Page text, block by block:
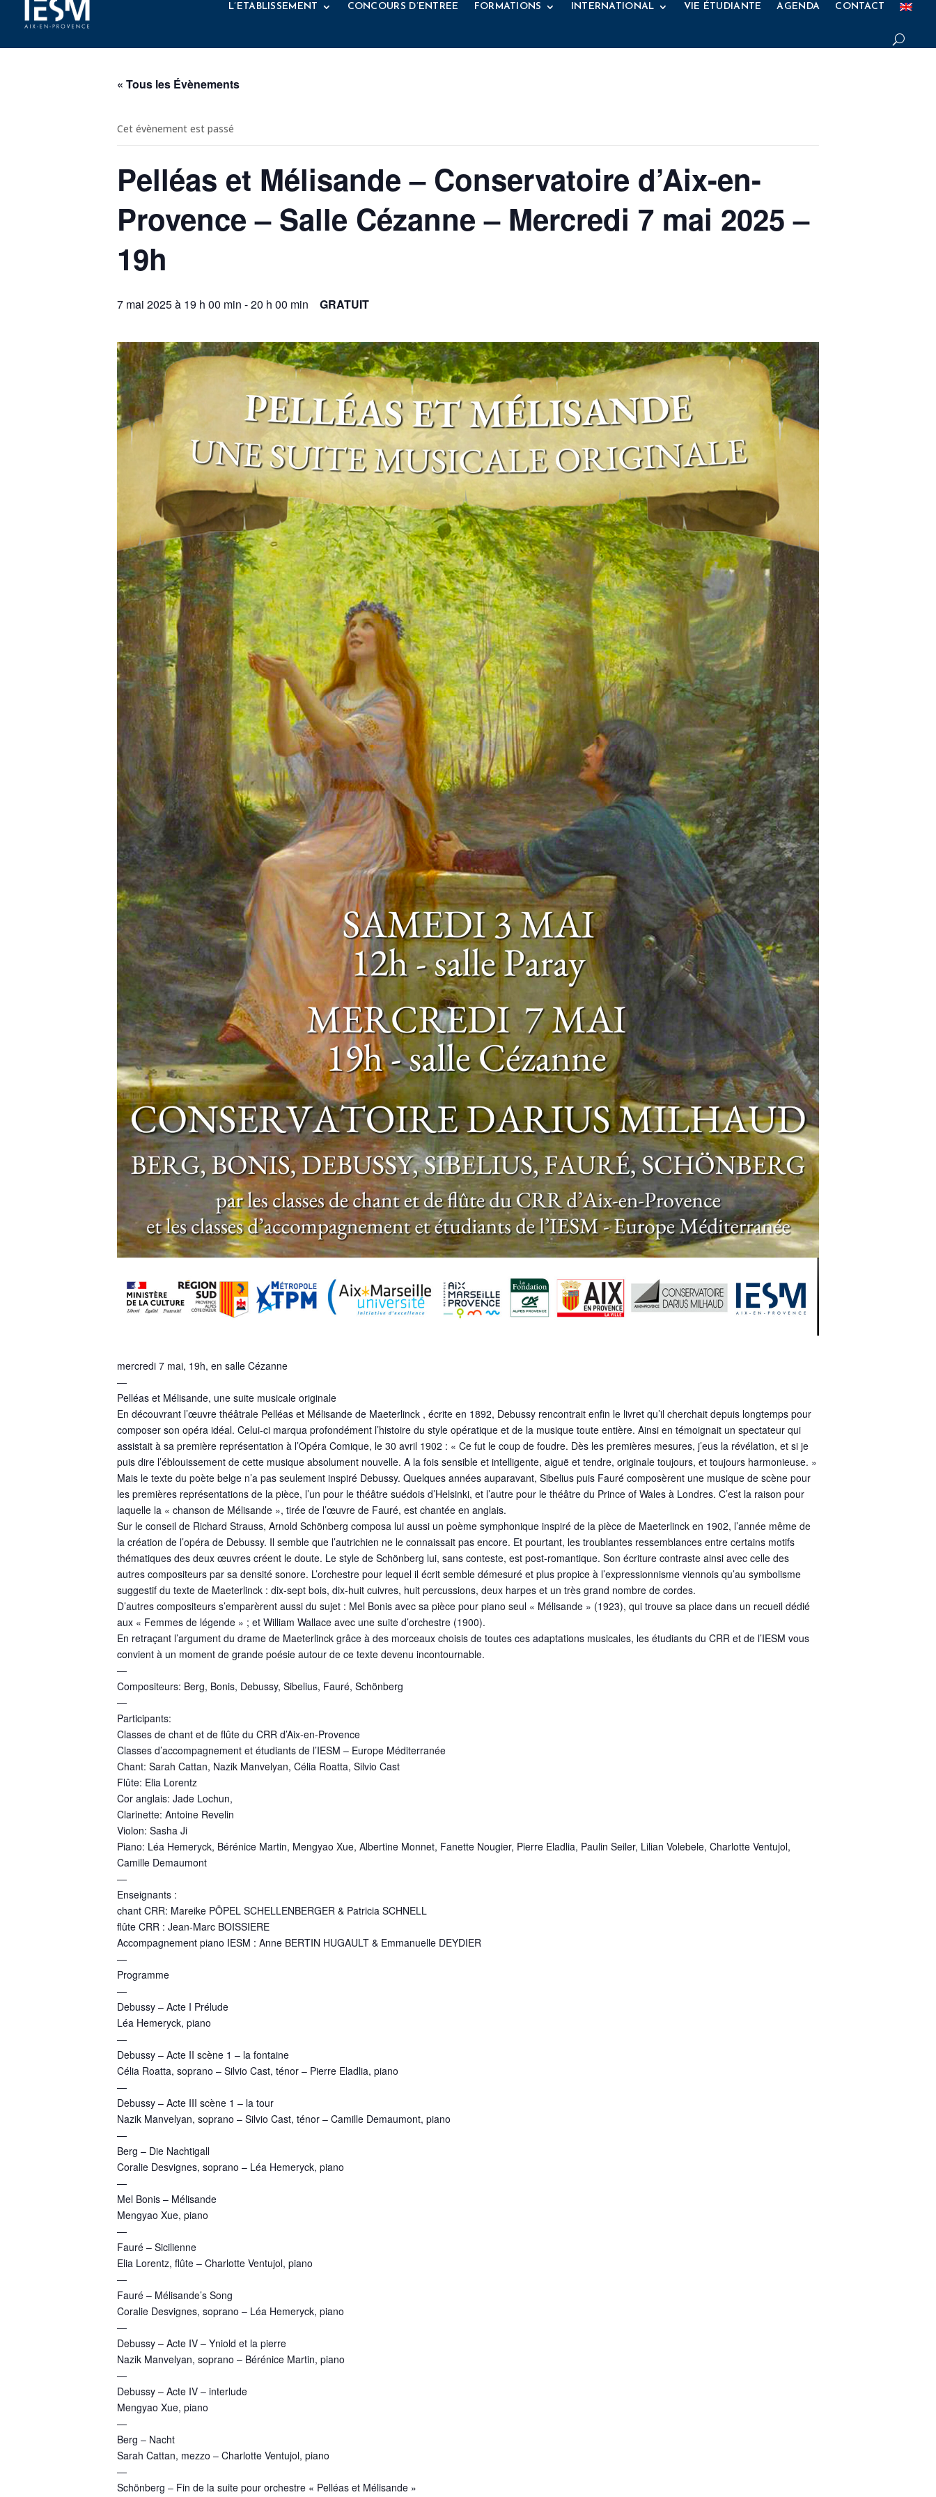
L’ETABLISSEMENT CONCOURS D’ENTREE FORMATIONS INTERNATIONAL VIE ÉTUDIANTE AGENDA CONTACT
« Tous les Évènements
Cet évènement est passé
Pelléas et Mélisande – Conservatoire d’Aix-en-
Provence – Salle Cézanne – Mercredi 7 mai 2025 –
19h
7 mai 2025 à 19 h 00 min -20 h 00 min GRATUIT
mercredi 7 mai, 19h, en salle Cézanne
—
Pelléas et Mélisande, une suite musicale originale
En découvrant l’œuvre théâtrale Pelléas et Mélisande de Maeterlinck , écrite en 1892, Debussy rencontrait enfin le livret qu’il cherchait depuis longtemps pour
composer son opéra idéal. Celui-ci marqua profondément l’histoire du style opératique et de la musique toute entière. Ainsi en témoignait un spectateur qui
assistait à sa première représentation à l’Opéra Comique, le 30 avril 1902 : « Ce fut le coup de foudre. Dès les premières mesures, j’eus la révélation, et si je
puis dire l’éblouissement de cette musique absolument nouvelle. A la fois sensible et intelligente, aiguë et tendre, originale toujours, et toujours harmonieuse. »
Mais le texte du poète belge n’a pas seulement inspiré Debussy. Quelques années auparavant, Sibelius puis Fauré composèrent une musique de scène pour
les premières représentations de la pièce, l’un pour le théâtre suédois d’Helsinki, et l’autre pour le théâtre du Prince of Wales à Londres. C’est la raison pour
laquelle la « chanson de Mélisande », tirée de l’œuvre de Fauré, est chantée en anglais.
Sur le conseil de Richard Strauss, Arnold Schönberg composa lui aussi un poème symphonique inspiré de la pièce de Maeterlinck en 1902, l’année même de
la création de l’opéra de Debussy. Il semble que l’autrichien ne le connaissait pas encore. Et pourtant, les troublantes ressemblances entre certains motifs
thématiques des deux œuvres créent le doute. Le style de Schönberg lui, sans conteste, est post-romantique. Son écriture contraste ainsi avec celle des
autres compositeurs par sa densité sonore. L’orchestre pour lequel il écrit semble démesuré et plus propice à l’expressionnisme viennois qu’au symbolisme
suggestif du texte de Maeterlinck : dix-sept bois, dix-huit cuivres, huit percussions, deux harpes et un très grand nombre de cordes.
D’autres compositeurs s’emparèrent aussi du sujet : Mel Bonis avec sa pièce pour piano seul « Mélisande » (1923), qui trouve sa place dans un recueil dédié
aux « Femmes de légende » ; et William Wallace avec une suite d’orchestre (1900).
En retraçant l’argument du drame de Maeterlinck grâce à des morceaux choisis de toutes ces adaptations musicales, les étudiants du CRR et de l’IESM vous
convient à un moment de grande poésie autour de ce texte devenu incontournable.
—
Compositeurs: Berg, Bonis, Debussy, Sibelius, Fauré, Schönberg
—
Participants:
Classes de chant et de flûte du CRR d’Aix-en-Provence
Classes d’accompagnement et étudiants de l’IESM – Europe Méditerranée
Chant: Sarah Cattan, Nazik Manvelyan, Célia Roatta, Silvio Cast
Flûte: Elia Lorentz
Cor anglais: Jade Lochun,
Clarinette: Antoine Revelin
Violon: Sasha Ji
Piano: Léa Hemeryck, Bérénice Martin, Mengyao Xue, Albertine Monnet, Fanette Nougier, Pierre Eladlia, Paulin Seiler, Lilian Volebele, Charlotte Ventujol,
Camille Demaumont
—
Enseignants :
chant CRR: Mareike PÖPEL SCHELLENBERGER & Patricia SCHNELL
flûte CRR : Jean-Marc BOISSIERE
Accompagnement piano IESM : Anne BERTIN HUGAULT & Emmanuelle DEYDIER
—
Programme
—
Debussy – Acte I Prélude
Léa Hemeryck, piano
—
Debussy – Acte II scène 1 – la fontaine
Célia Roatta, soprano – Silvio Cast, ténor – Pierre Eladlia, piano
—
Debussy – Acte III scène 1 – la tour
Nazik Manvelyan, soprano – Silvio Cast, ténor – Camille Demaumont, piano
—
Berg – Die Nachtigall
Coralie Desvignes, soprano – Léa Hemeryck, piano
—
Mel Bonis – Mélisande
Mengyao Xue, piano
—
Fauré – Sicilienne
Elia Lorentz, flûte – Charlotte Ventujol, piano
—
Fauré – Mélisande’s Song
Coralie Desvignes, soprano – Léa Hemeryck, piano
—
Debussy – Acte IV – Yniold et la pierre
Nazik Manvelyan, soprano – Bérénice Martin, piano
—
Debussy – Acte IV – interlude
Mengyao Xue, piano
—
Berg – Nacht
Sarah Cattan, mezzo – Charlotte Ventujol, piano
—
Schönberg – Fin de la suite pour orchestre « Pelléas et Mélisande »